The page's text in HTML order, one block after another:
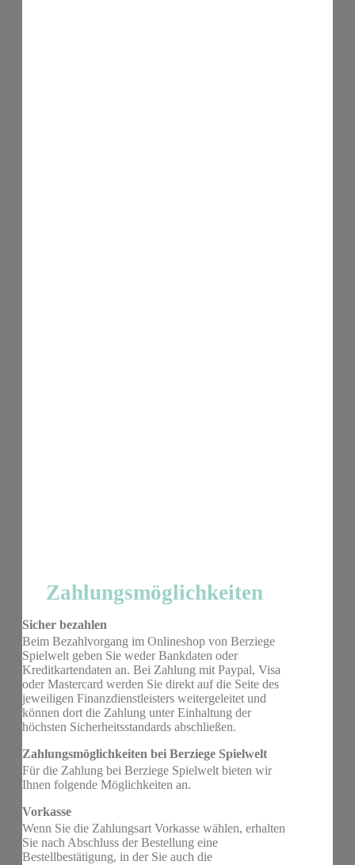
Zahlungsmöglichkeiten
Sicher bezahlen
Beim Bezahlvorgang im Onlineshop von Berziege
Spielwelt geben Sie weder Bankdaten oder
Kreditkartendaten an. Bei Zahlung mit Paypal, Visa
oder Mastercard werden Sie direkt auf die Seite des
jeweiligen Finanzdienstleisters weitergeleitet und
können dort die Zahlung unter Einhaltung der
höchsten Sicherheitsstandards abschließen.
Zahlungsmöglichkeiten bei Berziege Spielwelt
Für die Zahlung bei Berziege Spielwelt bieten wir
Ihnen folgende Möglichkeiten an.
Vorkasse
Wenn Sie die Zahlungsart Vorkasse wählen, erhalten
Sie nach Abschluss der Bestellung eine
Bestellbestätigung, in der Sie auch die